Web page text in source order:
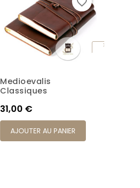
Brun RougeNoir
Medioevalis
Classiques
Prix
31,00 €
AJOUTER AU PANIER